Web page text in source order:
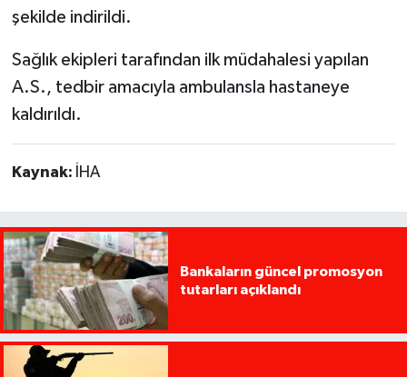
şekilde indirildi.
Sağlık ekipleri tarafından ilk müdahalesi yapılan
A.S., tedbir amacıyla ambulansla hastaneye
kaldırıldı.
Kaynak: İHA
Bankaların güncel promosyon
tutarları açıklandı